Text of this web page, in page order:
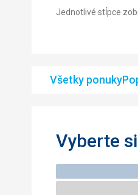
Jednotlivé stĺpce
Všetky ponuky
Vyberte